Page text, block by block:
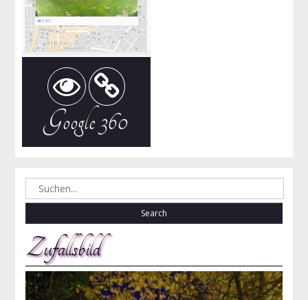
Google 360
Search
for:
Zufallsbild